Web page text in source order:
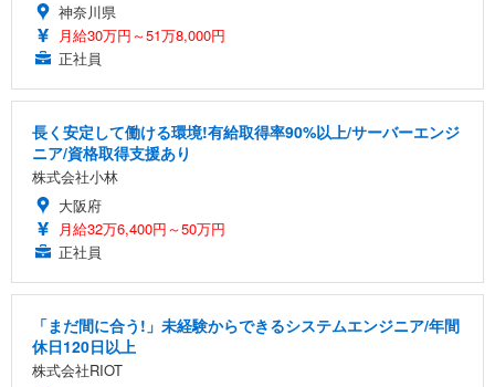
神奈川県
月給30万円～51万8,000円
正社員
長く安定して働ける環境!有給取得率90%以上/サーバーエンジ
ニア/資格取得支援あり
株式会社小林
大阪府
月給32万6,400円～50万円
正社員
「まだ間に合う!」未経験からできるシステムエンジニア/年間
休日120日以上
株式会社RIOT